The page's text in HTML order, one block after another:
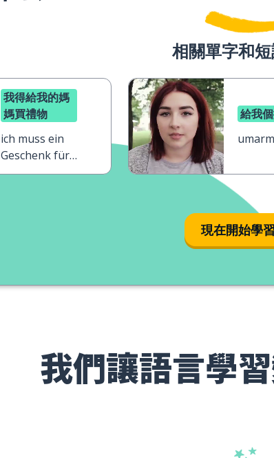
相關單字和短
我得給我的媽
媽買禮物
ich muss ein
Geschenk für
meine Mutter
給我
現在開始學習
我們讓語言學習